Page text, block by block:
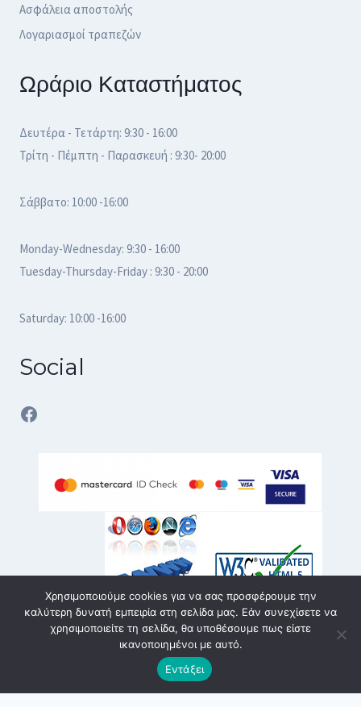
Ασφάλεια αποστολής
Λογαριασμοί τραπεζών
Ωράριο Καταστήματος
Δευτέρα - Τετάρτη: 9:30 - 16:00
Τρίτη - Πέμπτη - Παρασκευή : 9:30- 20:00
Σάββατο: 10:00 -16:00
Monday-Wednesday: 9:30 - 16:00
Tuesday-Thursday-Friday : 9:30 - 20:00
Saturday: 10:00 -16:00
Social
Facebook
© 2026 karvouniaris - service | All rights reserved | Κατασκευή
SmartWebDesign
Χρησιμοποιούμε cookies για να σας προσφέρουμε την
καλύτερη δυνατή εμπειρία στη σελίδα μας. Εάν συνεχίσετε να
χρησιμοποιείτε τη σελίδα, θα υποθέσουμε πως είστε
ικανοποιημένοι με αυτό.
Εντάξει